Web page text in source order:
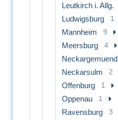
Leutkirch i. Allg.
Ludwigsburg 1
Mannheim 9
Meersburg 4
Neckargemuend
Neckarsulm 2
Offenburg 1
Oppenau 1
Ravensburg 3